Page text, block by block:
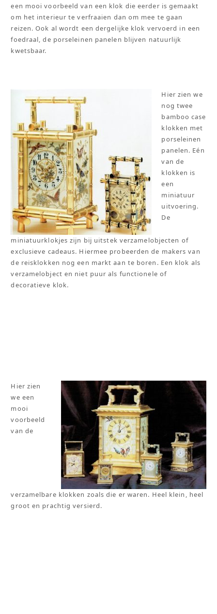
een mooi voorbeeld van een klok die eerder is gemaakt
om het interieur te verfraaien dan om mee te gaan
reizen. Ook al wordt een dergelijke klok vervoerd in een
foedraal, de porseleinen panelen blijven natuurlijk
kwetsbaar.
Hier zien we
nog twee
bamboo case
klokken met
porseleinen
panelen. Eén
van de
klokken is
een
miniatuur
uitvoering.
De
miniatuurklokjes zijn bij uitstek verzamelobjecten of
exclusieve cadeaus. Hiermee probeerden de makers van
de reisklokken nog een markt aan te boren. Een klok als
verzamelobject en niet puur als functionele of
decoratieve klok.
Hier zien
we een
mooi
voorbeeld
van de
verzamelbare klokken zoals die er waren. Heel klein, heel
groot en prachtig versierd.